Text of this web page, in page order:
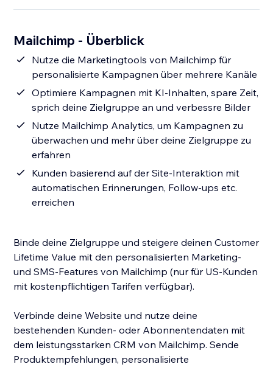
Mailchimp - Überblick
Nutze die Marketingtools von Mailchimp für
personalisierte Kampagnen über mehrere Kanäle
Optimiere Kampagnen mit KI-Inhalten, spare Zeit,
sprich deine Zielgruppe an und verbessre Bilder
Nutze Mailchimp Analytics, um Kampagnen zu
überwachen und mehr über deine Zielgruppe zu
erfahren
Kunden basierend auf der Site-Interaktion mit
automatischen Erinnerungen, Follow-ups etc.
erreichen
Binde deine Zielgruppe und steigere deinen Customer
Lifetime Value mit den personalisierten Marketing-
und SMS-Features von Mailchimp (nur für US-Kunden
mit kostenpflichtigen Tarifen verfügbar).
Verbinde deine Website und nutze deine
bestehenden Kunden- oder Abonnentendaten mit
dem leistungsstarken CRM von Mailchimp. Sende
Produktempfehlungen, personalisierte